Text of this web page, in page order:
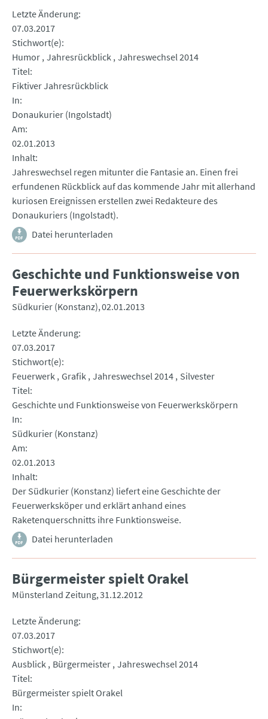
Letzte Änderung
07.03.2017
Stichwort(e)
Humor Jahresrückblick Jahreswechsel 2014
Titel
Fiktiver Jahresrückblick
In
Donaukurier (Ingolstadt)
Am
02.01.2013
Inhalt
Jahreswechsel regen mitunter die Fantasie an. Einen frei
erfundenen Rückblick auf das kommende Jahr mit allerhand
kuriosen Ereignissen erstellen zwei Redakteure des
Donaukuriers (Ingolstadt).
Datei herunterladen
Geschichte und Funktionsweise von
Feuerwerkskörpern
Südkurier (Konstanz) 02.01.2013
Letzte Änderung
07.03.2017
Stichwort(e)
Feuerwerk Grafik Jahreswechsel 2014 Silvester
Titel
Geschichte und Funktionsweise von Feuerwerkskörpern
In
Südkurier (Konstanz)
Am
02.01.2013
Inhalt
Der Südkurier (Konstanz) liefert eine Geschichte der
Feuerwerksköper und erklärt anhand eines
Raketenquerschnitts ihre Funktionsweise.
Datei herunterladen
Bürgermeister spielt Orakel
Münsterland Zeitung 31.12.2012
Letzte Änderung
07.03.2017
Stichwort(e)
Ausblick Bürgermeister Jahreswechsel 2014
Titel
Bürgermeister spielt Orakel
In